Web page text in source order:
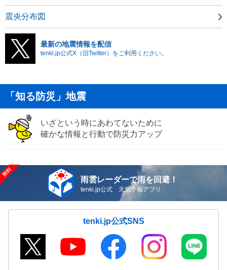
震央分布図
最新の地震情報を配信
tenki.jp公式X（旧Twitter）をご利用ください。
「知る防災」地震
いざという時にあわてないために
確かな情報と行動で防災力アップ
雨雲レーダーで雨を回避！
tenki.jp公式 天気予報アプリ
tenki.jp公式SNS